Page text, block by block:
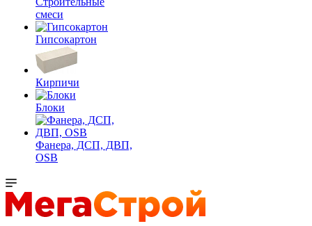
смеси
Гипсокартон
Кирпичи
Блоки
Фанера, ДСП, ДВП,
OSB